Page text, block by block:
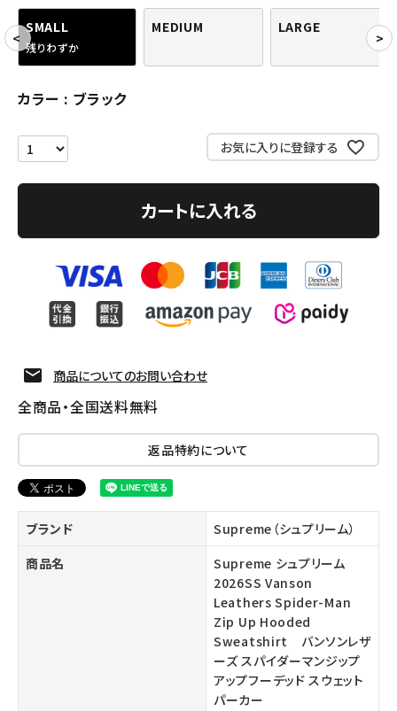
ようこそ ゲスト 様
meeting_room ログイン
SMALL
残りわずか
MEDIUM LARGE
カラー ブラック
お気に入りに登録する
カートに入れる
商品についてのお問い合わせ
全商品・全国送料無料
返品特約について
ブランド
Supreme（シュプリーム）
商品名
Supreme シュプリーム
2026SS Vanson
Leathers Spider-Man
Zip Up Hooded
Sweatshirt バンソンレザ
ーズ スパイダーマンジップ
アップフーデッド スウェット
パーカー